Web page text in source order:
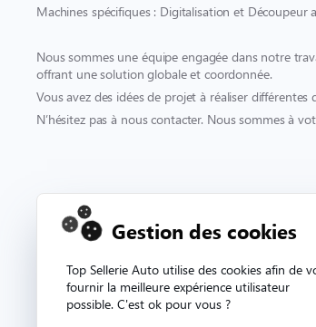
Machines spécifiques : Digitalisation et Découpeur
Nous sommes une équipe engagée dans notre
offrant une solution globale et coordonnée.
Vous avez des idées de projet à réaliser différentes
N’hésitez pas à nous contacter. Nous sommes à
Contact & support
Gestion des cookies
Top Sellerie Auto utilise des cookies afin de
fournir la meilleure expérience utilisateur
possible. C'est ok pour vous ?